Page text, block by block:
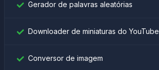
Gerador de palavras aleatórias
Downloader de miniaturas do YouTube
Conversor de imagem